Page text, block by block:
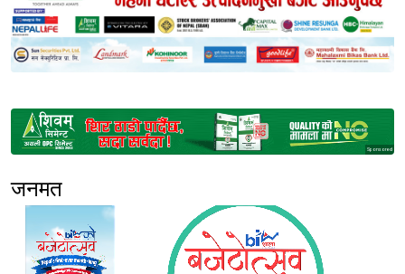
Sponsored
जनमत